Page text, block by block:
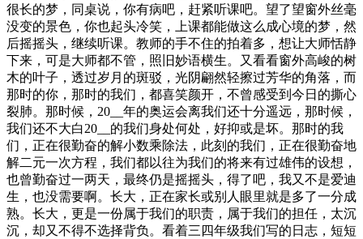
很长的梦，同桌说，你有病吧，赶紧听课吧。望了望窗外丝毫
没变的景色，你也起头冷笑，上课都能做这么成心境的梦，然
后摇摇头，继续听课。教师的手不住的拍着多，想让大师恬静
下来，可是大师都不管，照旧妙语横生。又看看窗外高峻的树
木的叶子，透过岁月的斑驳，光阴翩然轻擦过芳华的角落，而
那时的你，那时的我们，都喜笑颜开，不曾感受到今日的撕心
裂肺。那时候，20__年的奥运会离我们还十分遥远，那时候，
我们还不大白20__的我们身处何处，好抑或是坏。那时的我
们，正在很勤奋的解小数乘除法，此刻的我们，正在很勤奋地
解二元一次方程，我们都以往为我们的将来有过雄伟的设想，
也曾勤奋过一两天，最终仍是摇摇头，得了吧，我又不是爱迪
生，也没需要啊。长大，正在家长或别人眼里就是多了一分成
熟。长大，更是一份属于我们的职责，属于我们的担任，太沉
沉，却又不得不选择背负。看着三四年级我们写的日志，短短